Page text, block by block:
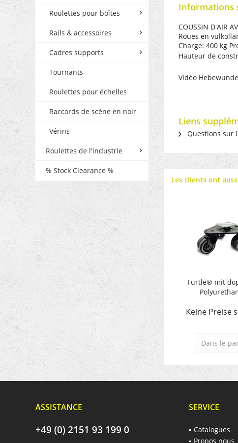
Roulettes pour boîtes
Rails & accessoires
Cadres supports
Tournants
Roulettes pour échelles
Raccords de scène en noir
Vérins
Roulettes de l'industrie
% Stock Clearance %
Informations
COUSSIN D'AIR
Roues en
Charge: 400 kg
Hauteur de
Vidéo
Liens
Questions sur
Les clients ont
Turtle® mit
Keine Preise
Dans le
ASSISTANCE
+49 (0) 2151 93 199 0
SERVICE
Catalogues
Propos nous